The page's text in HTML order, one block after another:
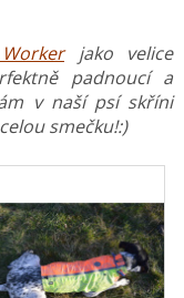
jako velice
padnoucí a
v naší psí skříni
smečku!:)